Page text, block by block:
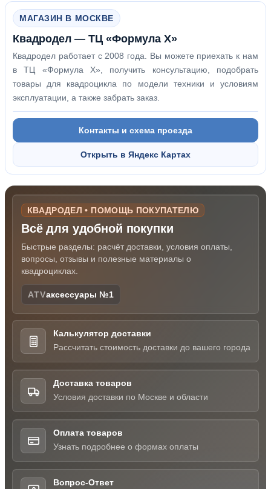
МАГАЗИН В МОСКВЕ
Квадродел — ТЦ «Формула Х»
Квадродел работает с 2008 года. Вы можете приехать к нам
в ТЦ «Формула Х», получить консультацию, подобрать
товары для квадроцикла по модели техники и условиям
эксплуатации, а также забрать заказ.
Контакты и схема проезда
Открыть в Яндекс Картах
КВАДРОДЕЛ • ПОМОЩЬ ПОКУПАТЕЛЮ
Всё для удобной покупки
Быстрые разделы: расчёт доставки, условия оплаты,
вопросы, отзывы и полезные материалы о
квадроциклах.
ATVаксессуары №1
Калькулятор доставки
Рассчитать стоимость доставки до вашего города
Доставка товаров
Условия доставки по Москве и области
Оплата товаров
Узнать подробнее о формах оплаты
Вопрос-Ответ